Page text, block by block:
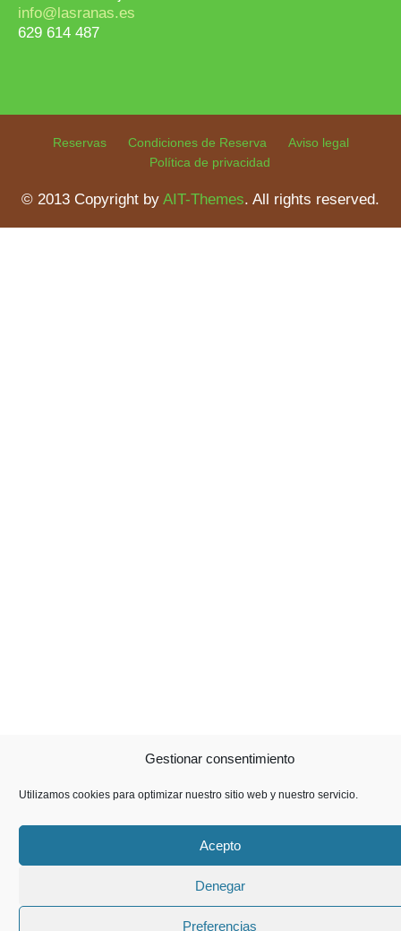
Gestionar consentimiento
Utilizamos cookies para optimizar nuestro sitio web y nuestro servicio.
Acepto
Denegar
Preferencias
info@lasranas.es
629 614 487
Reservas Condiciones de Reserva
Aviso legal
Política de privacidad
© 2013 Copyright by AIT-Themes. All rights reserved.